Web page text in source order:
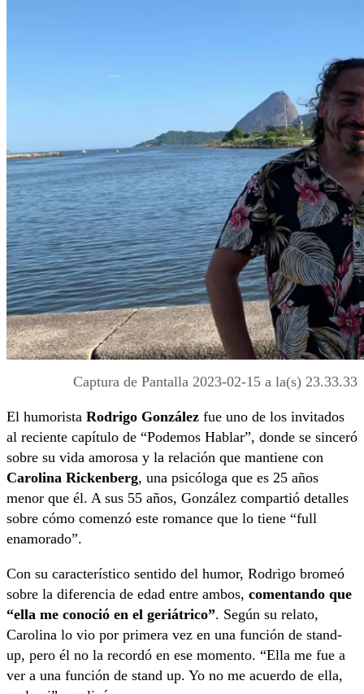
Captura de Pantalla 2023-02-15 a la(s) 23.33.33
El humorista Rodrigo González fue uno de los invitados
al reciente capítulo de “Podemos Hablar”, donde se sinceró
sobre su vida amorosa y la relación que mantiene con
Carolina Rickenberg, una psicóloga que es 25 años
menor que él. A sus 55 años, González compartió detalles
sobre cómo comenzó este romance que lo tiene “full
enamorado”.
Con su característico sentido del humor, Rodrigo bromeó
sobre la diferencia de edad entre ambos, comentando que
“ella me conoció en el geriátrico”. Según su relato,
Carolina lo vio por primera vez en una función de stand-
up, pero él no la recordó en ese momento. “Ella me fue a
ver a una función de stand up. Yo no me acuerdo de ella,